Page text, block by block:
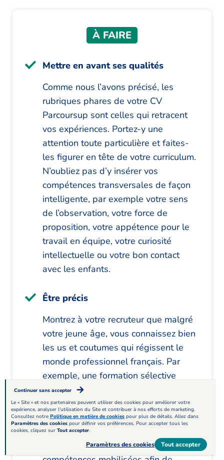
À FAIRE
Mettre en avant ses qualités
Comme nous l’avons précisé, les
rubriques phares de votre CV
Parcoursup sont celles qui retracent
vos expériences. Portez-y une
attention toute particulière et faites-
les figurer en tête de votre curriculum.
N’oubliez pas d’y insérer vos
compétences transversales de façon
intelligente, par exemple votre sens
de l’observation, votre force de
proposition, votre appétence pour le
travail en équipe, votre curiosité
intellectuelle ou votre bon contact
avec les enfants.
Être précis
Montrez à votre recruteur que malgré
votre jeune âge, vous connaissez bien
les us et coutumes qui régissent le
monde professionnel français. Par
exemple, une formation sélective
regardera avec attention quelles
activités associatives ou
professionnelles sont en lien avec la
filière que vous tentez d’intégrer.
Soyez donc précis dans les
Continuer sans accepter
Le « Site » et nos partenaires peuvent utiliser des cookies pour améliorer votre
expérience, analyser l'utilisation du Site et contribuer à nos efforts de marketing.
Consultez notre Politique en matière de cookies pour plus de détails. Allez dans
Paramètres des cookies pour définir vos préférences. Pour accepter tous les
cookies, cliquez sur Tout accepter.
Tout accepter
Paramètres des cookies